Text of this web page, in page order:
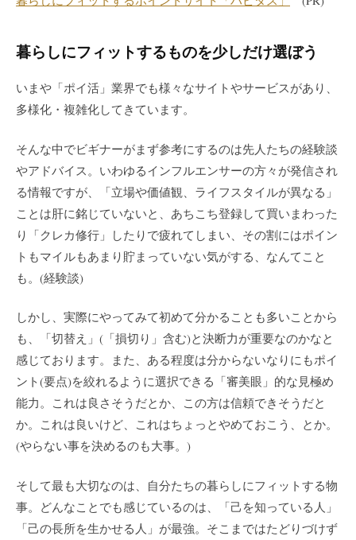
暮らしにフィットするものを少しだけ選ぼう
いまや「ポイ活」業界でも様々なサイトやサービスがあり、
多様化・複雑化してきています。
そんな中でビギナーがまず参考にするのは先人たちの経験談
やアドバイス。いわゆるインフルエンサーの方々が発信され
る情報ですが、「立場や価値観、ライフスタイルが異なる」
ことは肝に銘じていないと、あちこち登録して買いまわった
り「クレカ修行」したりで疲れてしまい、その割にはポイン
トもマイルもあまり貯まっていない気がする、なんてこと
も。(経験談)
しかし、実際にやってみて初めて分かることも多いことから
も、「切替え」(「損切り」含む)と決断力が重要なのかなと
感じております。また、ある程度は分からないなりにもポイ
ント(要点)を絞れるように選択できる「審美眼」的な見極め
能力。これは良さそうだとか、この方は信頼できそうだと
か。これは良いけど、これはちょっとやめておこう、とか。
(やらない事を決めるのも大事。)
そして最も大切なのは、自分たちの暮らしにフィットする物
事。どんなことでも感じているのは、「己を知っている人」
「己の長所を生かせる人」が最強。そこまではたどりづけず